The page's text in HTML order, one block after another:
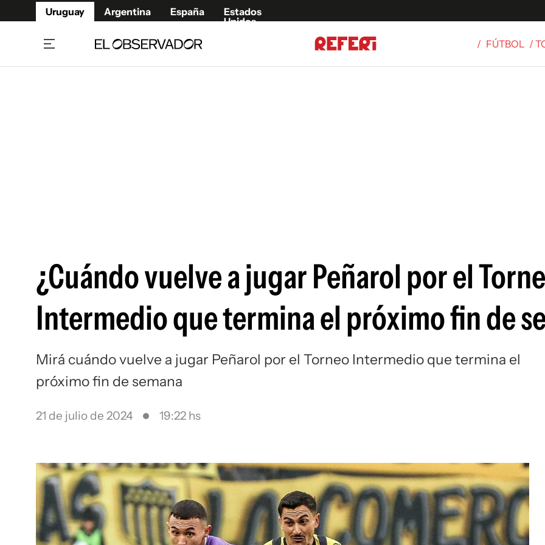
Uruguay Argentina España
Estados
Unidos
/ FÚTBOL /
¿Cuándo vuelve a jugar Peñarol por el
Intermedio que termina el próximo fin de
Mirá cuándo vuelve a jugar Peñarol por el Torneo Intermedio que termina el
próximo fin de semana
21 de julio de 2024 19:22 hs